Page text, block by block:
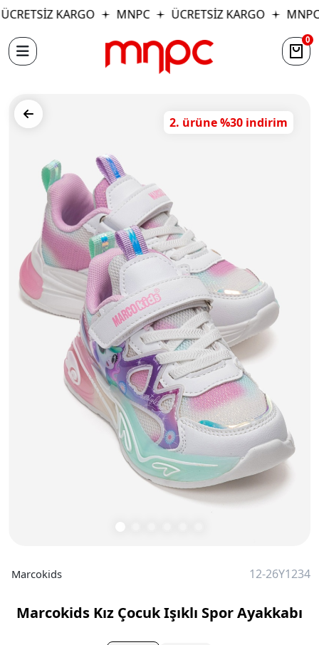
KARGO MNPC ÜCRETSİZ KARGO MNPC
0
2. ürüne %30 indirim
Marcokids 12-26Y1234
Marcokids Kız Çocuk Işıklı Spor Ayakkabı